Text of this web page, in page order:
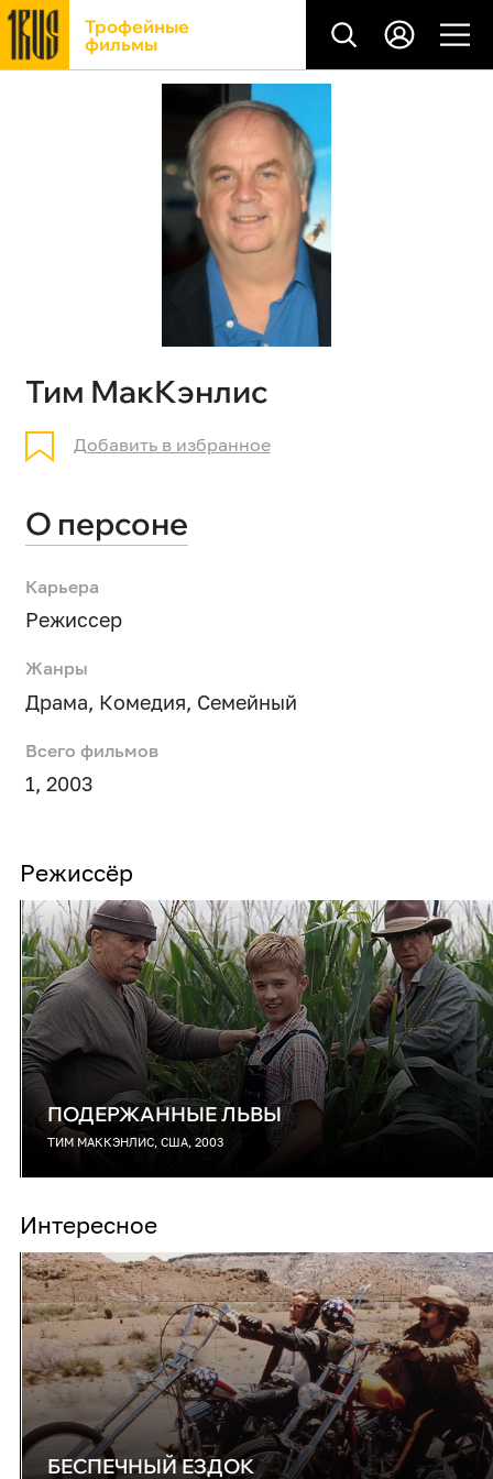
Трофейные
фильмы
Тим МакКэнлис
Добавить в избранное
О персоне
Карьера
Режиссер
Жанры
Драма, Комедия, Семейный
Всего фильмов
1, 2003
Режиссёр
ПОДЕРЖАННЫЕ ЛЬВЫ
ТИМ МАККЭНЛИС, США, 2003
Интересное
БЕСПЕЧНЫЙ ЕЗДОК